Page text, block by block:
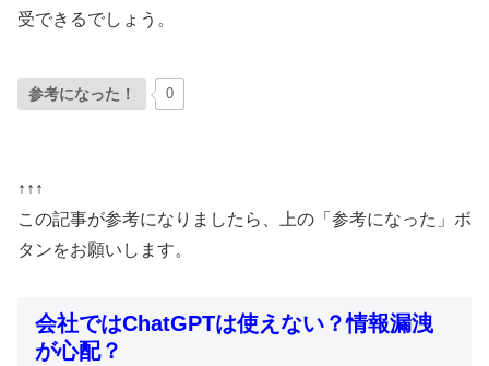
受できるでしょう。
参考になった！ 0
↑↑↑
この記事が参考になりましたら、上の「参考になった」ボ
タンをお願いします。
会社ではChatGPTは使えない？情報漏洩
が心配？